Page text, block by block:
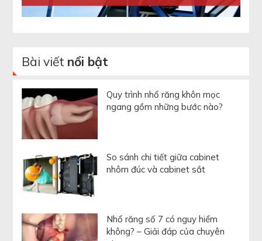
Bài viết nổi bật
Quy trình nhổ răng khôn mọc
ngang gồm những bước nào?
So sánh chi tiết giữa cabinet
nhôm đúc và cabinet sắt
Nhổ răng số 7 có nguy hiểm
không? – Giải đáp của chuyên